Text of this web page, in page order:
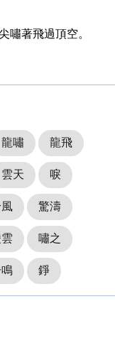
嘯著飛過頂空。
龍嘯 龍飛
雲天 唳
驚濤
嘯之
錚